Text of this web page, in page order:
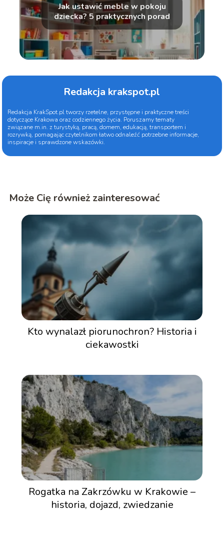
Jak ustawić meble w pokoju
dziecka? 5 praktycznych porad
Redakcja krakspot.pl
Redakcja KrakSpot.pl tworzy rzetelne, przystępne i praktyczne treści
dotyczące Krakowa oraz codziennego życia. Poruszamy tematy
związane m.in. z turystyką, pracą, domem, edukacją, transportem i
rozrywką, pomagając czytelnikom łatwo odnaleźć potrzebne informacje,
inspiracje i sprawdzone wskazówki.
Może Cię również zainteresować
Kto wynalazł piorunochron? Historia i
ciekawostki
Rogatka na Zakrzówku w Krakowie –
historia, dojazd, zwiedzanie